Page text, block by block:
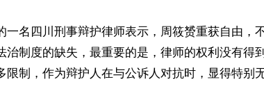
一名四川刑事辩护律师表示，周筱赟重获自由，
治制度的缺失，最重要的是，律师的权利没有得
限制，作为辩护人在与公诉人对抗时，显得特别无